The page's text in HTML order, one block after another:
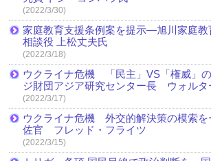
(2022/3/30)
家庭教育支援条例案を提示―旭川家庭
相談役 上松丈夫氏
(2022/3/18)
ウクライナ危機 「民主」VS「権威」
ジ財団アジア研究センター長 ウォルタ
(2022/3/17)
ウクライナ危機 外交的解決策の模索を
佐官 フレッド・フライツ
(2022/3/15)